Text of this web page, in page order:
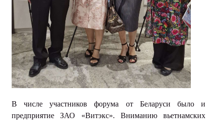
В числе участников форума от Беларуси было и
предприятие ЗАО «Витэкс». Вниманию вьетнамских